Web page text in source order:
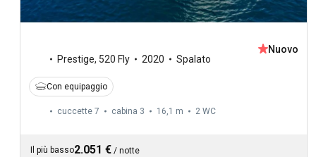
Prestige, 520 Fly 2020 Spalato
Nuovo
Con equipaggio
cuccette 7 cabina 3 16,1 m 2 WC
Il più basso2.051 € / notte